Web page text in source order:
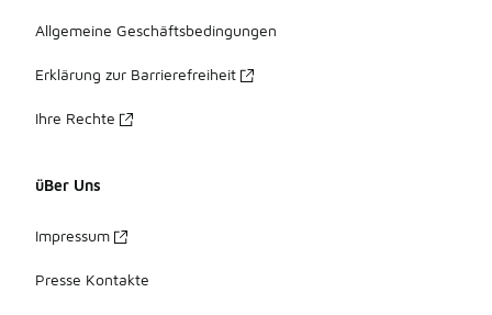
Allgemeine Geschäftsbedingungen
Erklärung zur Barrierefreiheit
Ihre Rechte
üBer Uns
Impressum
Presse Kontakte